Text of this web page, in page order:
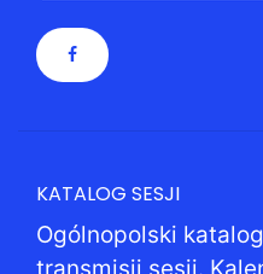
KATALOG SESJI
Ogólnopolski